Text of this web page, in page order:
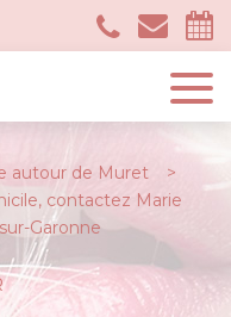
autour de Muret
contactez Marie
Garonne